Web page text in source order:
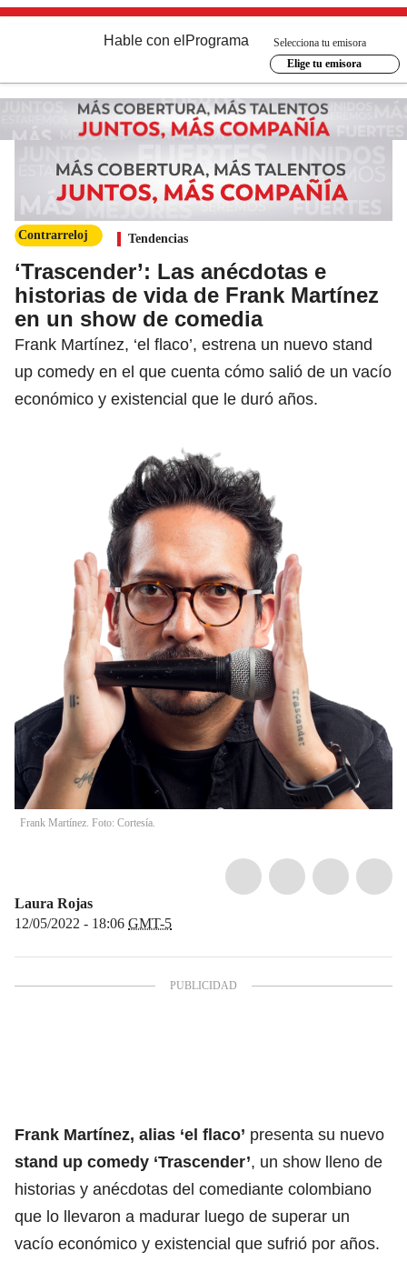
Hable con el Programa
Selecciona tu emisora
Elige tu emisora
Contrarreloj Tendencias
‘Trascender’: Las anécdotas e
historias de vida de Frank Martínez
en un show de comedia
Frank Martínez, ‘el flaco’, estrena un nuevo stand
up comedy en el que cuenta cómo salió de un vacío
económico y existencial que le duró años.
Frank Martínez. Foto: Cortesía.
Laura Rojas
12/05/2022 - 18:06 GMT-5
Frank Martínez, alias ‘el flaco’ presenta su nuevo
stand up comedy ‘Trascender’, un show lleno de
historias y anécdotas del comediante colombiano
que lo llevaron a madurar luego de superar un
vacío económico y existencial que sufrió por años.